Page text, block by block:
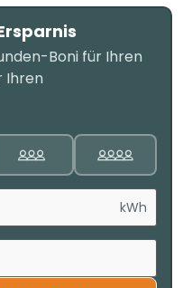
Boni für Ihren
Ihren
kWh